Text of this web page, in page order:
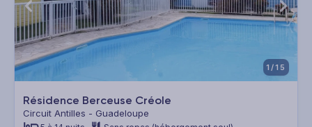
1/15
Résidence Berceuse Créole
Circuit Antilles - Guadeloupe